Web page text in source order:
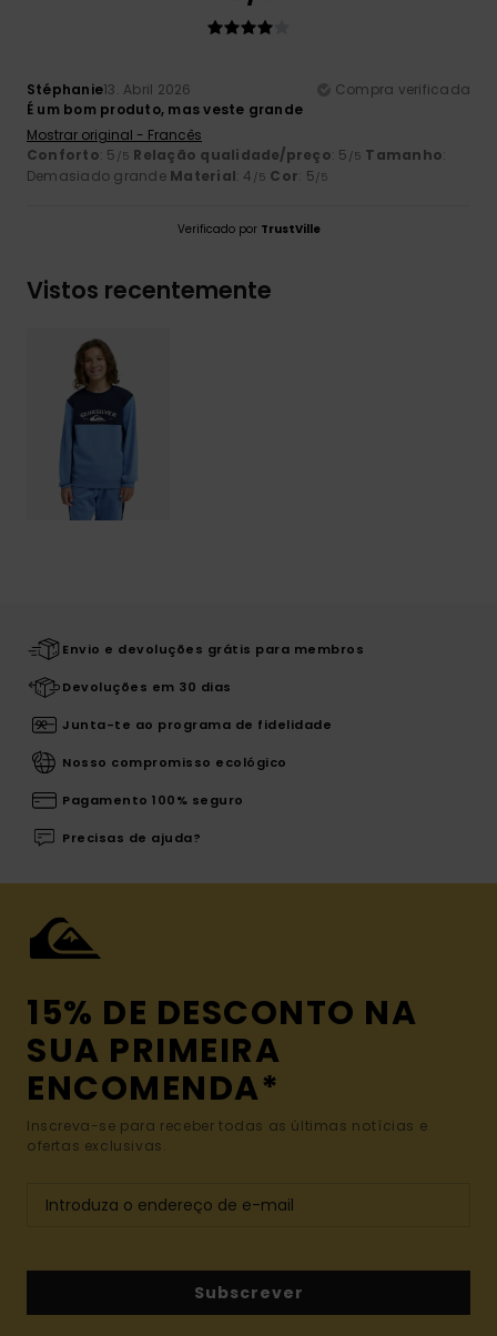
Stéphanie13. Abril 2026
Compra verificada
É um bom produto, mas veste grande
Mostrar original - Francês
Conforto: 5 /5 Relação qualidade/preço: 5 /5 Tamanho:
Demasiado grande Material: 4 /5 Cor: 5/5
Verificado por TrustVille
Vistos recentemente
Envio e devoluções grátis para membros
Devoluções em 30 dias
Junta-te ao programa de fidelidade
Nosso compromisso ecológico
Pagamento 100% seguro
Precisas de ajuda?
15% DE DESCONTO NA
SUA PRIMEIRA
ENCOMENDA*
Inscreva-se para receber todas as últimas notícias e
ofertas exclusivas.
Subscrever